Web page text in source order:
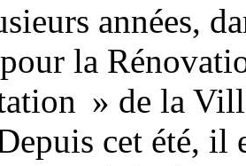
années,
la
» de la
cet été, il